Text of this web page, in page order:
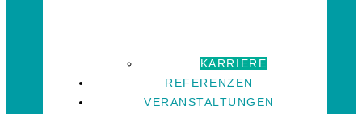
KARRIERE
REFERENZEN
VERANSTALTUNGEN